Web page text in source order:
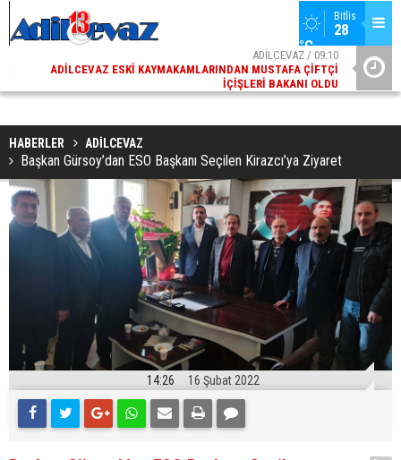
Bitlis
28
°C
ADİLCEVAZ / 09:10
ADILCEVAZ ESKI KAYMAKAMLARINDAN MUSTAFA ÇIFTÇI
İÇIŞLERI BAKANI OLDU
HABERLER ADİLCEVAZ
Başkan Gürsoy’dan ESO Başkanı Seçilen Kirazcı’ya Ziyaret
14:26 16 Şubat 2022